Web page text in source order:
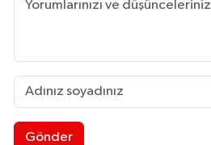
Gönder